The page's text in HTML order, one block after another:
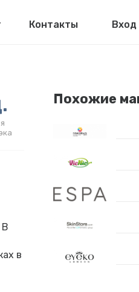
Контакты Вход
В
в
Похожие